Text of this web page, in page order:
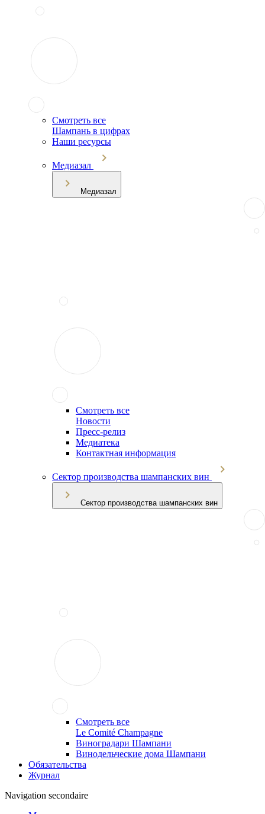
Смотреть все
Шампань в цифрах
Наши ресурсы
Медиазал
Медиазал
Смотреть все
Новости
Пресс-релиз
Медиатека
Контактная информация
Сектор производства шампанских вин
Сектор производства шампанских вин
Смотреть все
Le Comité Champagne
Виноградари Шампани
Винодельческие дома Шампани
Обязательства
Журнал
Navigation secondaire